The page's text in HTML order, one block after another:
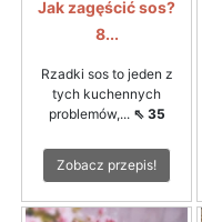
Jak zagęścić sos?
8...
Rzadki sos to jeden z
tych kuchennych
problemów,... ⇖ 35
Zobacz przepis!